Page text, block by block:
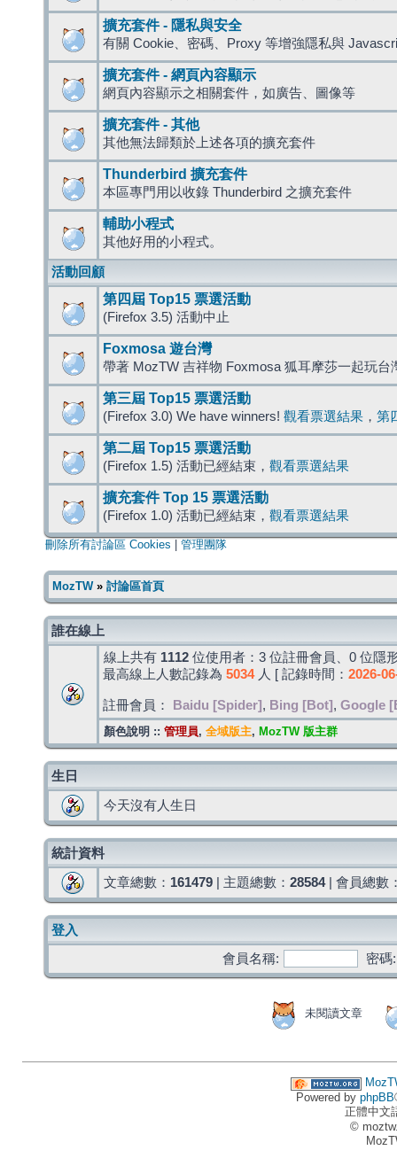
擴充套件 - 隱私與安全
有關 Cookie、密碼、Proxy 等增強隱私與
擴充套件 - 網頁內容顯示
網頁內容顯示之相關套件，如廣告、圖像等
擴充套件 - 其他
其他無法歸類於上述各項的擴充套件
Thunderbird 擴充套件
本區專門用以收錄 Thunderbird 之擴充套件
輔助小程式
其他好用的小程式。
活動回顧
第四屆 Top15 票選活動
(Firefox 3.5) 活動中止
Foxmosa 遊台灣
帶著 MozTW 吉祥物 Foxmosa 狐耳摩莎一起玩台
第三屆 Top15 票選活動
(Firefox 3.0) We have winners! 觀看票選結果 ， 第
第二屆 Top15 票選活動
(Firefox 1.5) 活動已經結束， 觀看票選結果
擴充套件 Top 15 票選活動
(Firefox 1.0) 活動已經結束， 觀看票選結果
刪除所有討論區 Cookies 管理團隊
MozTW» 討論區首頁
誰在線上
線上共有 1112 位使用者：3 位註冊會員、0 位隱
最高線上人數記錄為 5034人 [ 記錄時間： 2026-
註冊會員： Baidu [Spider] , Bing [Bot] , Google
顏色說明 :: 管理員, 全域版主, MozTW 版主群
生日
今天沒有人生日
統計資料
文章總數： 161479 | 主題總數： 28584| 會員總數
登入
會員名稱:
密碼:
未閱讀文章
Powered by phpBB
正體中文
©